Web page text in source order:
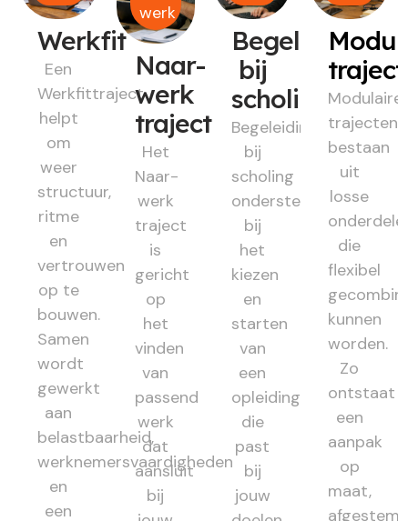
Werkfit
Een
Werkfittraject
helpt
om
weer
structuur,
ritme
en
vertrouwen
op te
bouwen.
Samen
wordt
gewerkt
aan
belastbaarheid,
werknemersvaardigheden
en
een
werk
Naar-
werk
traject
Het
Naar-
werk
traject
is
gericht
op
het
vinden
van
passend
werk
dat
aansluit
bij
Begeleiding
bij
scholing
Begeleiding
bij
scholing
ondersteunt
bij
het
kiezen
en
starten
van
een
opleiding
die
past
bij
jouw
Modulaire
trajecten
bestaan
uit
losse
die
flexibel
kunnen
worden.
Zo
ontstaat
een
aanpak
op
maat,